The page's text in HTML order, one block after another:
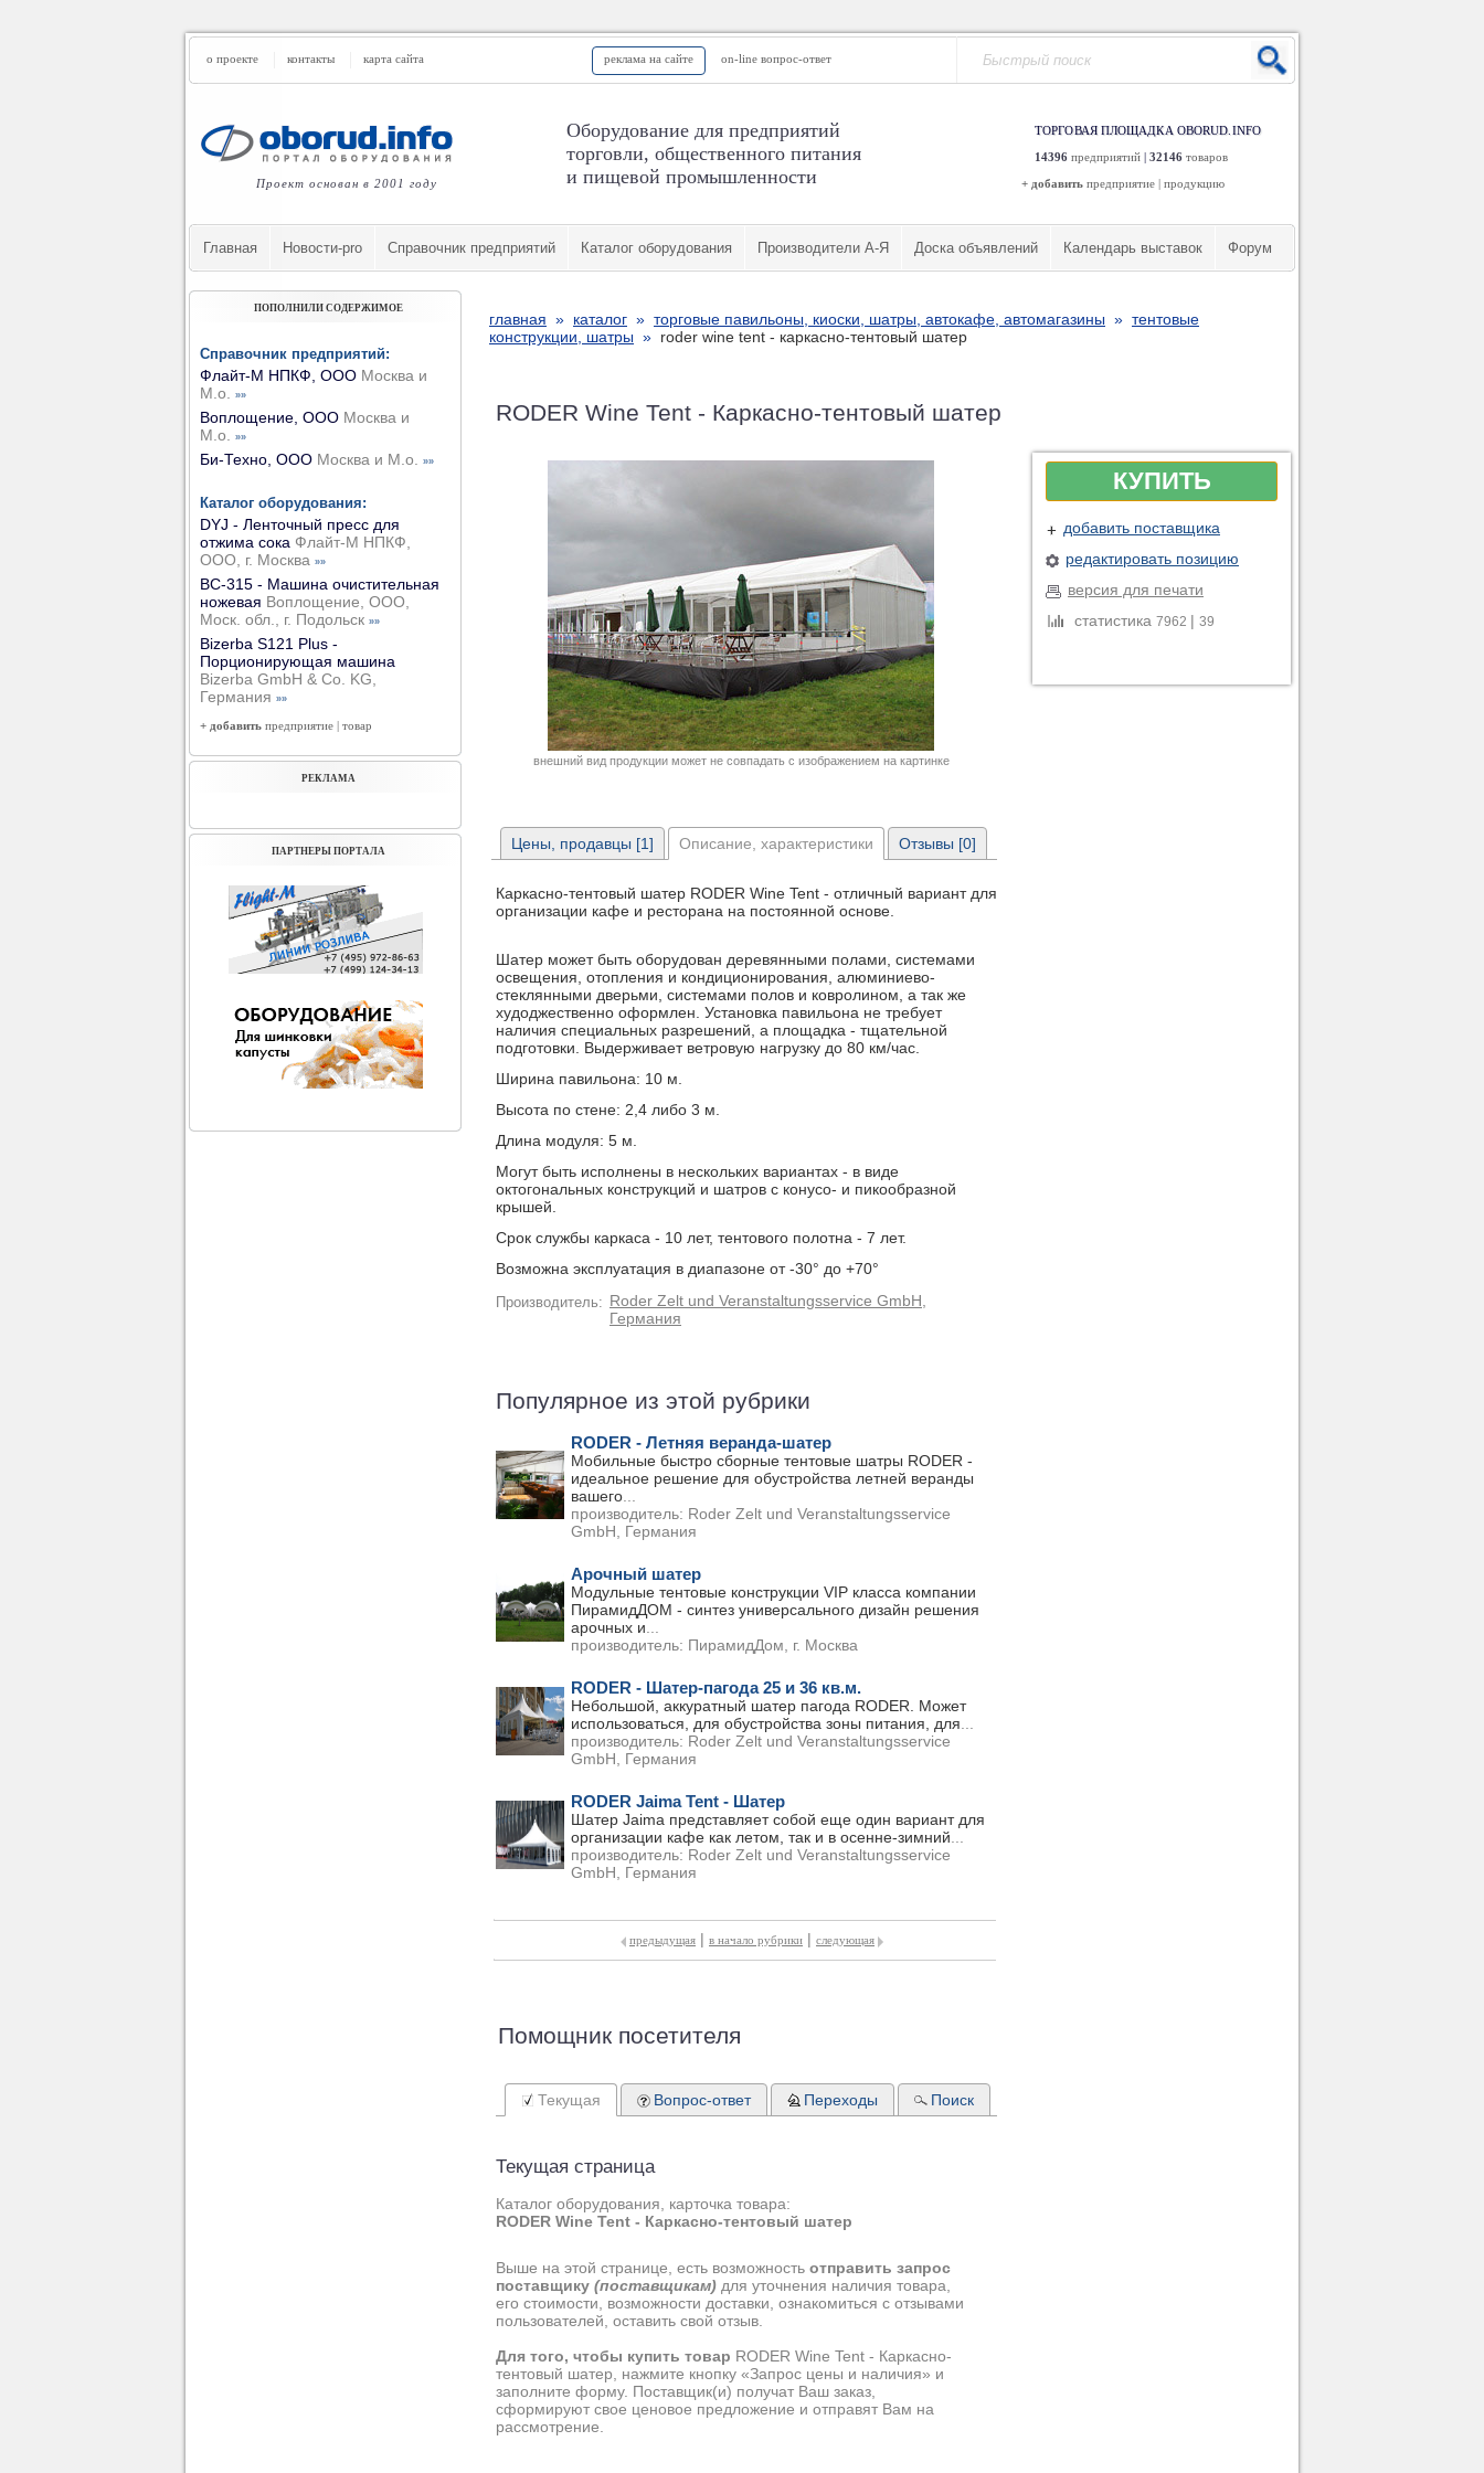
о проекте контакты карта сайта реклама на сайте on-line вопрос-ответ
Проект основан в 2001 году
Оборудование для предприятий
торговли, общественного питания
и пищевой промышленности
ТОРГОВАЯ ПЛОЩАДКА OBORUD.INFO
14396 предприятий | 32146 товаров
+ добавить предприятие | продукцию
Главная Новости-pro Cправочник предприятий Каталог оборудования Производители А-Я Доска объявлений Календарь выставок Форум
главная » каталог » торговые павильоны, киоски, шатры, автокафе, автомагазины » тентовые
конструкции, шатры » roder wine tent - каркасно-тентовый шатер
RODER Wine Tent - Каркасно-тентовый шатер
внешний вид продукции может не совпадать с изображением на картинке
Цены, продавцы [1] Описание, характеристики
Каркасно-тентовый шатер RODER Wine Tent - отличный вариант для
организации кафе и ресторана на постоянной основе.
Шатер может быть оборудован деревянными полами, системами
освещения, отопления и кондиционирования, алюминиево-
стеклянными дверьми, системами полов и ковролином, а так же
худоджественно оформлен. Установка павильона не требует
наличия специальных разрешений, а площадка - тщательной
подготовки. Выдерживает ветровую нагрузку до 80 км/час.
Ширина павильона: 10 м.
Высота по стене: 2,4 либо 3 м.
Длина модуля: 5 м.
Могут быть исполнены в нескольких вариантах - в виде
октогональных конструкций и шатров с конусо- и пикообразной
крышей.
Срок службы каркаса - 10 лет, тентового полотна - 7 лет.
Возможна эксплуатация в диапазоне от -30° до +70°
Производитель: Roder Zelt und Veranstaltungsservice GmbH,
Германия
Отзывы [0]
Популярное из этой рубрики
RODER - Летняя веранда-шатер
Мобильные быстро сборные тентовые шатры RODER -
идеальное решение для обустройства летней веранды
вашего
производитель: Roder Zelt und Veranstaltungsservice
GmbH, Германия
Арочный шатер
Модульные тентовые конструкции VIP класса компании
ПирамидДОМ - синтез универсального дизайн решения
арочных и
производитель: ПирамидДом, г. Москва
RODER - Шатер-пагода 25 и 36 кв.м.
Небольшой, аккуратный шатер пагода RODER. Может
использоваться, для обустройства зоны питания, для
производитель: Roder Zelt und Veranstaltungsservice
GmbH, Германия
RODER Jaima Tent - Шатер
Шатер Jaima представляет собой еще один вариант для
организации кафе как летом, так и в осенне-зимний
производитель: Roder Zelt und Veranstaltungsservice
GmbH, Германия
предыдущая | в начало рубрики | следующая
Помощник посетителя
Текущая
Текущая страница
Каталог оборудования, карточка товара:
RODER Wine Tent - Каркасно-тентовый шатер
Выше на этой странице, есть возможность отправить запрос
поставщику (поставщикам) для уточнения наличия товара,
его стоимости, возможности доставки, ознакомиться с отзывами
пользователей, оставить свой отзыв.
Для того, чтобы купить товар RODER Wine Tent - Каркасно-
тентовый шатер, нажмите кнопку «Запрос цены и наличия» и
заполните форму. Поставщик(и) получат Ваш заказ,
сформируют свое ценовое предложение и отправят Вам на
рассмотрение.
Вопрос-ответ Переходы Поиск
КУПИТЬ
добавить поставщика
редактировать позицию
версия для печати
статистика 7962 | 39
ПОПОЛНИЛИ СОДЕРЖИМОЕ
Справочник предприятий:
Флайт-М НПКФ, ООО Москва и
М.о.
»»
Воплощение, ООО Москва и
М.о.
»»
Би-Техно, ООО Москва и М.о. »»
Каталог оборудования:
DYJ - Ленточный пресс для
отжима сока Флайт-М НПКФ,
ООО, г. Москва »»
ВС-315 - Машина очистительная
ножевая Воплощение, ООО,
Моск. обл., г. Подольск »»
Bizerba S121 Plus -
Порционирующая машина
Bizerba GmbH & Co. KG,
Германия »»
+ добавить предприятие | товар
РЕКЛАМА
ПАРТНЕРЫ ПОРТАЛА